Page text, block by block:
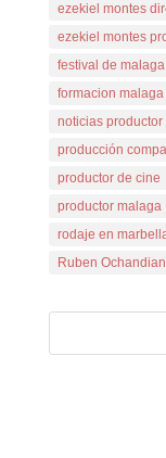
ezekiel montes
ezekiel montes
festival de malaga
formacion malaga
noticias productor
producción
productor de cine
productor malaga
rodaje en
Ruben